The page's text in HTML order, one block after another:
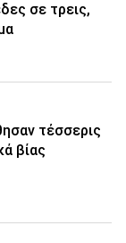
σε τρεις,
τέσσερις
βίας